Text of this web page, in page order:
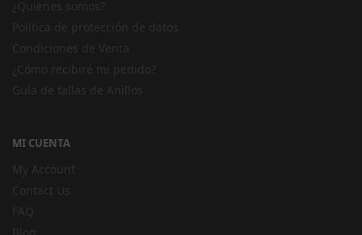
MI CUENTA